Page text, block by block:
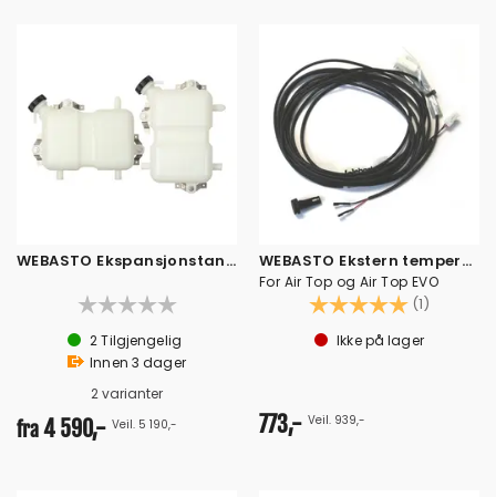
WEBASTO Ekspansjonstank til vannvarmere
2Tilgjengelig
Innen 3 dager
2 varianter
fra4 590,- Veil. 5 190,-
WEBASTO Ekstern temperatursensor
For Air Top og Air Top EVO
Karakter: (1)
Ikke på lager
773,- Veil. 939,-